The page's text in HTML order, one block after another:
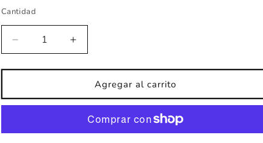
Cantidad
Reducir
cantidad
para
infantil
jungla
Aumentar
cantidad
para
Vinilo
infantil
jungla
salvaje
Agregar al carrito